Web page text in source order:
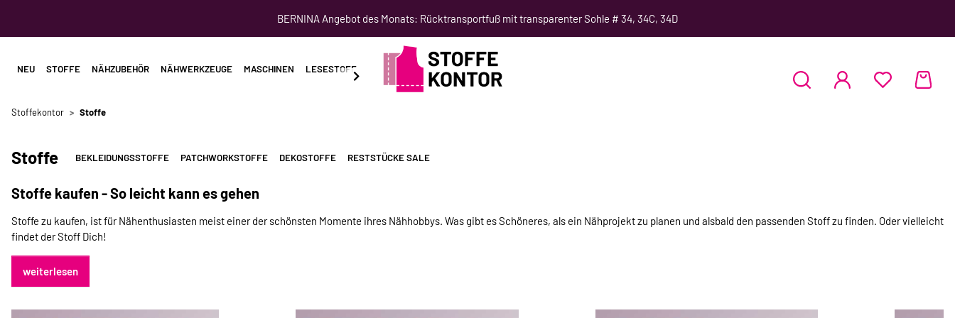
BERNINA Angebot des Monats: Rücktransportfuß mit transparenter Sohle # 34, 34C, 34D
NEU STOFFE NÄHZUBEHÖR NÄHWERKZEUGE MASCHINEN LESESTOFF SCHNITTMUSTER NÄHKURSE
Stoffekontor Stoffe
Stoffe BEKLEIDUNGSSTOFFE PATCHWORKSTOFFE DEKOSTOFFE RESTSTÜCKE SALE
Stoffe kaufen - So leicht kann es gehen
Stoffe zu kaufen, ist für Nähenthusiasten meist einer der schönsten Momente ihres Nähhobbys. Was gibt es Schöneres, als ein Nähprojekt zu planen und alsbald den passenden Stoff zu finden. Oder vielleicht
findet der Stoff Dich!
weiterlesen